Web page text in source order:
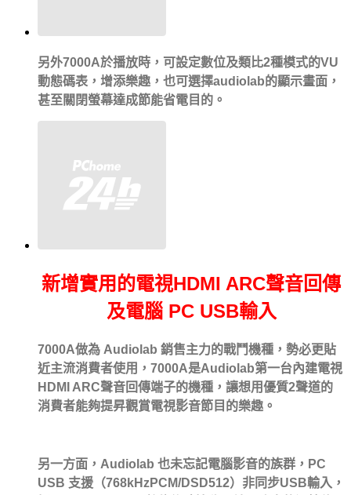
另外7000A於播放時，可設定數位及類比2種模式的VU
動態碼表，增添樂趣，也可選擇audiolab的顯示畫面，
甚至關閉螢幕達成節能省電目的。
新增實用的電視HDMI ARC聲音回傳
及電腦 PC USB輸入
7000A做為 Audiolab 銷售主力的戰鬥機種，勢必更貼
近主流消費者使用，7000A是Audiolab第一台內建電視
HDMI ARC聲音回傳端子的機種，讓想用優質2聲道的
消費者能夠提昇觀賞電視影音節目的樂趣。
另一方面，Audiolab 也未忘記電腦影音的族群，PC
USB 支援（768kHzPCM/DSD512）非同步USB輸入，